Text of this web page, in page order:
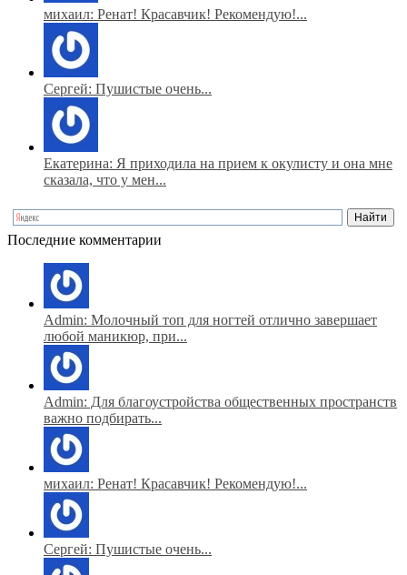
михаил: Ренат! Красавчик! Рекомендую!...
Сергей: Пушистые очень...
Екатерина: Я приходила на прием к окулисту и она мне
сказала, что у мен...
Последние комментарии
Admin: Молочный топ для ногтей отлично завершает
любой маникюр, при...
Admin: Для благоустройства общественных пространств
важно подбирать...
михаил: Ренат! Красавчик! Рекомендую!...
Сергей: Пушистые очень...